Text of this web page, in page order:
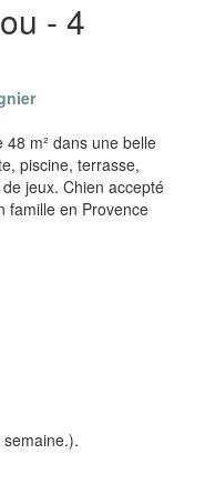
- 4
m² dans une belle
piscine, terrasse,
jeux. Chien accepté
famille en Provence